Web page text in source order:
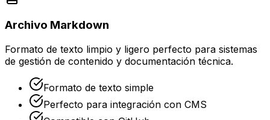
Archivo Markdown
Formato de texto limpio y ligero perfecto para sistemas
de gestión de contenido y documentación técnica.
Formato de texto simple
Perfecto para integración con CMS